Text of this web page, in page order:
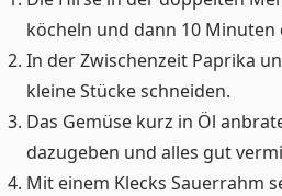
köcheln und dann 10 Minuten
In der Zwischenzeit Paprika
kleine Stücke schneiden.
Das Gemüse kurz in Öl
dazugeben und alles gut
Mit einem Klecks Sauerrahm